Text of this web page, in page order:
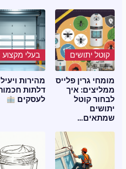
קוטל יתושים
מומחי גרין פלייס
ממליצים: איך
לבחור קוטל
יתושים
שמתאים…
בעלי מקצוע
מהירות ויעילות:
דלתות חכמות
לעסקים